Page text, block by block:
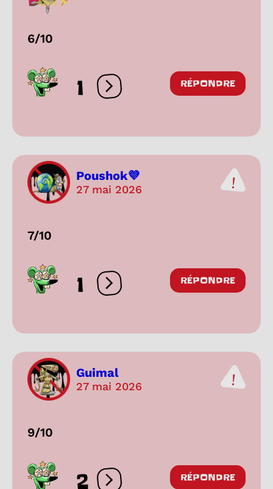
6/10
1 Ouvrir les réactions
RÉPONDRE
Poushok💜
27 mai 2026
7/10
1 Ouvrir les réactions
RÉPONDRE
Guimal
27 mai 2026
9/10
2 Ouvrir les réactions
RÉPONDRE